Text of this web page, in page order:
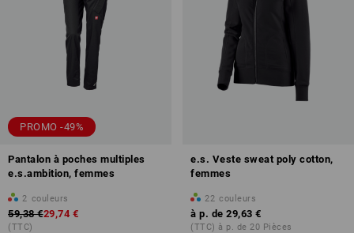
PROMO -49%
Pantalon à poches multiples
e.s.ambition, femmes
2 couleurs
59,38 €29,74 €
(TTC)
e.s. Veste sweat poly cotton,
femmes
22 couleurs
à p. de 29,63 €
(TTC) à p. de 20 Pièces